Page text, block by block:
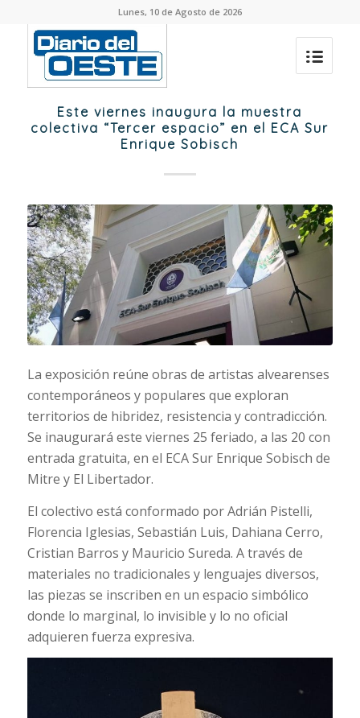
Lunes, 10 de Agosto de 2026
Este viernes inaugura la muestra
colectiva “Tercer espacio” en el ECA Sur
Enrique Sobisch
La exposición reúne obras de artistas alvearenses
contemporáneos y populares que exploran
territorios de hibridez, resistencia y contradicción.
Se inaugurará este viernes 25 feriado, a las 20 con
entrada gratuita, en el ECA Sur Enrique Sobisch de
Mitre y El Libertador.
El colectivo está conformado por Adrián Pistelli,
Florencia Iglesias, Sebastián Luis, Dahiana Cerro,
Cristian Barros y Mauricio Sureda. A través de
materiales no tradicionales y lenguajes diversos,
las piezas se inscriben en un espacio simbólico
donde lo marginal, lo invisible y lo no oficial
adquieren fuerza expresiva.